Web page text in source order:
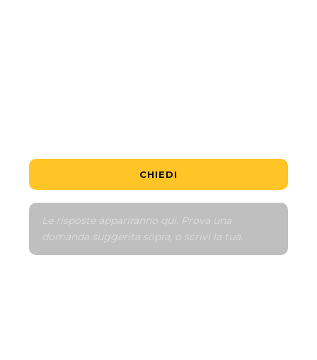
CHIEDI
Le risposte appariranno qui. Prova una
domanda suggerita sopra, o scrivi la tua.